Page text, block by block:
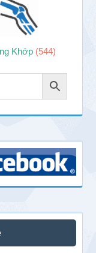
Khớp (544)